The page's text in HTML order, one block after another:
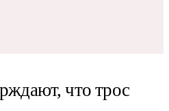
что трос